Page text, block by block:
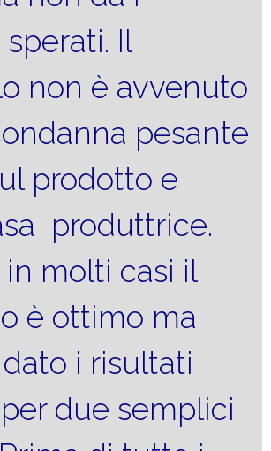
Il
non è avvenuto
pesante
prodotto e
produttrice.
in molti casi il
è ottimo ma
i risultati
due semplici